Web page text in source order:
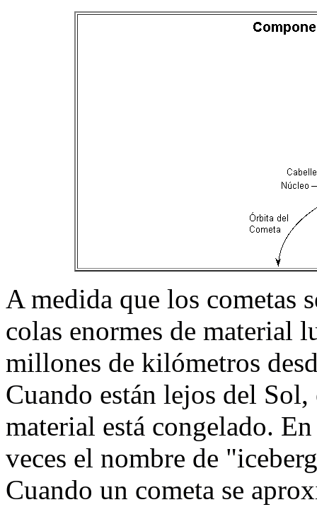
A medida que los cometas
colas enormes de material
millones de kilómetros
Cuando están lejos del
material está congelado.
veces el nombre de
Cuando un cometa se